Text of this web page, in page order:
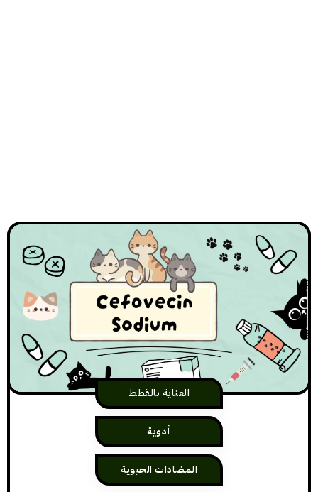
العناية بالقطط
أدوية
المضادات الحيوية